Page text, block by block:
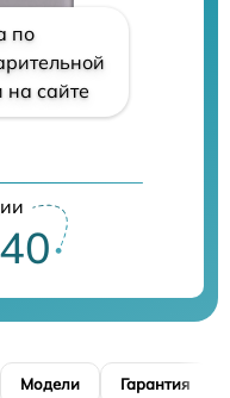
по
на сайте
Модели Гарантия